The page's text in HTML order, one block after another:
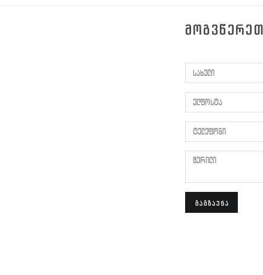
ᲛᲝᲒᲕᲬᲔᲠᲔᲗ
სახელი
ელფოსტა
ტელეფონი
წერილი
ᲒᲐᲒᲖᲐᲕᲜᲐ